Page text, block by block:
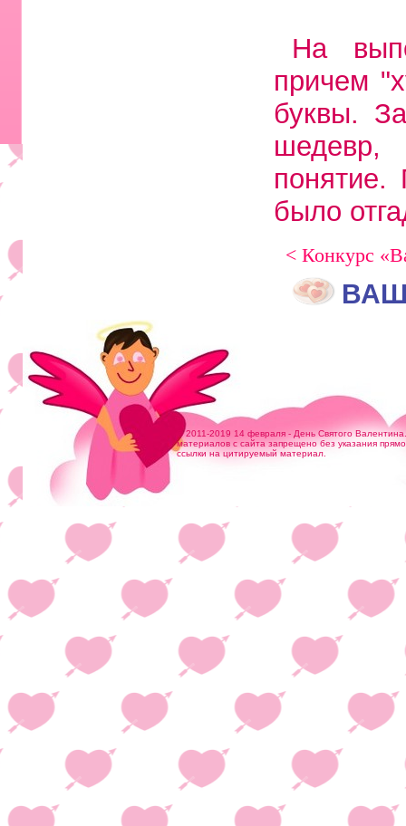
На
причем
буквы.
шедевр,
понятие.
было
< Конкурс
© 2011-2019 14 февраля - День Святого
материалов с сайта запрещено без указания
ссылки на цитируемый материал.